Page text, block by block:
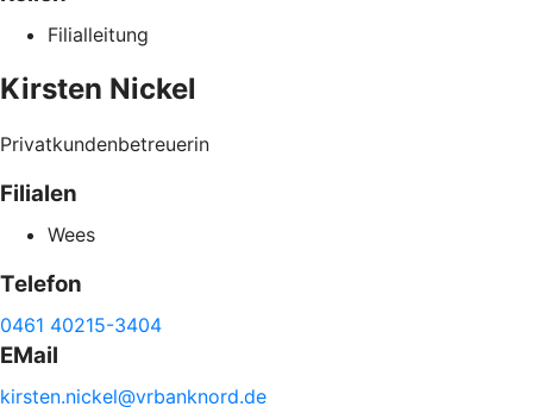
Filialleitung
Kirsten Nickel
Privatkundenbetreuerin
Filialen
Wees
Telefon
0461 40215-3404
EMail
kirsten.nickel@vrbanknord.de